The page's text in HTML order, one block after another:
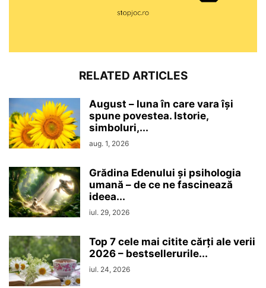
RELATED ARTICLES
August – luna în care vara își
spune povestea. Istorie,
simboluri,...
aug. 1, 2026
Grădina Edenului și psihologia
umană – de ce ne fascinează
ideea...
iul. 29, 2026
Top 7 cele mai citite cărți ale verii
2026 – bestsellerurile...
iul. 24, 2026